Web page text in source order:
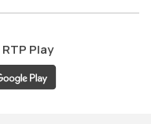
RTP Play